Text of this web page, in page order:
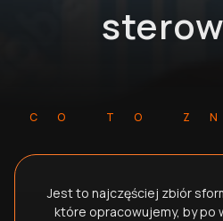
CO TO
Jest to najczęściej zbiór
które opracowujemy, by po